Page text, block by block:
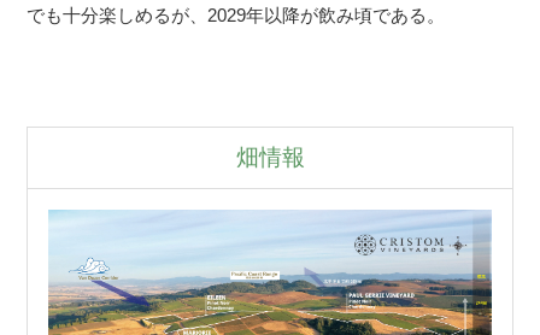
でも十分楽しめるが、2029年以降が飲み頃である。
畑情報